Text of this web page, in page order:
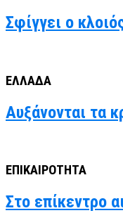
Σφίγγει ο
ΕΛΛΑΔΑ
Αυξάνονται τα
ΕΠΙΚΑΙΡΟΤΗΤΑ
Στο επίκεντρο